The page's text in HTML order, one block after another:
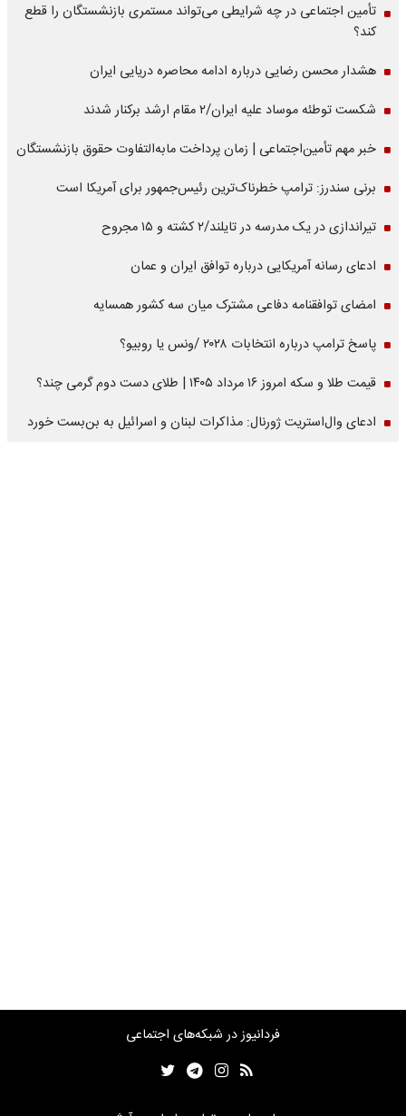
تأمین اجتماعی در چه شرایطی می‌تواند مستمری بازنشستگان را قطع
کند؟
هشدار محسن رضایی درباره ادامه محاصره دریایی ایران
شکست توطئه موساد علیه ایران/۲ مقام‌ ارشد برکنار شدند
خبر مهم تأمین‌اجتماعی | زمان پرداخت مابه‌التفاوت حقوق بازنشستگان
برنی سندرز: ترامپ خطرناک‌ترین رئیس‌جمهور برای آمریکا است
تیراندازی در یک مدرسه در تایلند/۲ کشته و ۱۵ مجروح
ادعای رسانه آمریکایی درباره توافق ایران و عمان
امضای توافقنامه دفاعی مشترک میان سه کشور همسایه
پاسخ ترامپ درباره انتخابات ۲۰۲۸ /ونس یا روبیو؟
قیمت طلا و سکه امروز ۱۶ مرداد ۱۴۰۵ | طلای دست دوم گرمی چند؟
ادعای وال‌استریت ژورنال: مذاکرات لبنان و اسرائیل به بن‌بست خورد
فردانیوز در شبکه‌های اجتماعی